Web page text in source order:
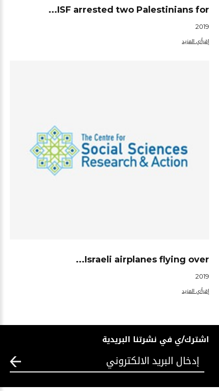
ISF arrested two Palestinians for...
2019
إقرأ/ي المزيد
Israeli airplanes flying over...
2019
إقرأ/ي المزيد
اشترك/ي في نشرتنا البريدية